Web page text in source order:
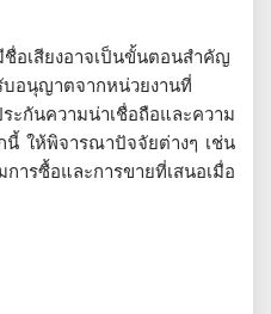
ชื่อเสียงอาจเป็นขั้นตอนสำคัญ
อนุญาตจากหน่วยงานที่
กันความน่าเชื่อถือและความ
ให้พิจารณาปัจจัยต่างๆ เช่น
รซื้อและการขายที่เสนอเมื่อ